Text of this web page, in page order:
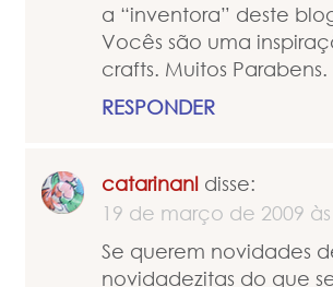
a “inventora” deste
Vocês são uma
crafts. Muitos Parabens.
RESPONDER
catarinanl disse:
19 de março de 2009 às
Se querem novidades
novidadezitas do que